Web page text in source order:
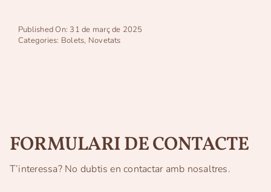
Published On: 31 de març de 2025
Categories: Bolets, Novetats
FORMULARI DE CONTACTE
T’interessa? No dubtis en contactar amb nosaltres.